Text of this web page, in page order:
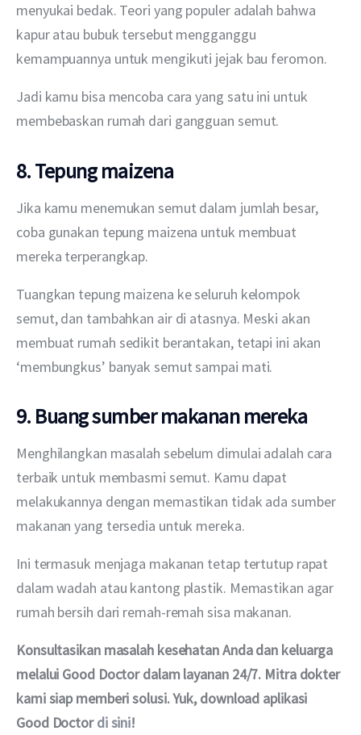
menyukai bedak. Teori yang populer adalah bahwa
kapur atau bubuk tersebut mengganggu
kemampuannya untuk mengikuti jejak bau feromon.
Jadi kamu bisa mencoba cara yang satu ini untuk
membebaskan rumah dari gangguan semut.
8. Tepung maizena
Jika kamu menemukan semut dalam jumlah besar,
coba gunakan tepung maizena untuk membuat
mereka terperangkap.
Tuangkan tepung maizena ke seluruh kelompok
semut, dan tambahkan air di atasnya. Meski akan
membuat rumah sedikit berantakan, tetapi ini akan
‘membungkus’ banyak semut sampai mati.
9. Buang sumber makanan mereka
Menghilangkan masalah sebelum dimulai adalah cara
terbaik untuk membasmi semut. Kamu dapat
melakukannya dengan memastikan tidak ada sumber
makanan yang tersedia untuk mereka.
Ini termasuk menjaga makanan tetap tertutup rapat
dalam wadah atau kantong plastik. Memastikan agar
rumah bersih dari remah-remah sisa makanan.
Konsultasikan masalah kesehatan Anda dan keluarga
melalui Good Doctor dalam layanan 24/7. Mitra dokter
kami siap memberi solusi. Yuk, download aplikasi
Good Doctor di sini!